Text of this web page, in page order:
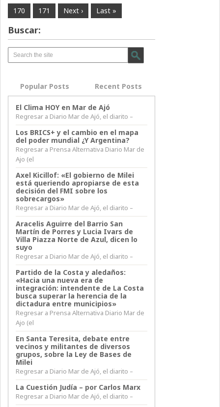
170 171 Next › Last »
Buscar:
Popular Posts Recent Posts
El Clima HOY en Mar de Ajó
Regresar a Diario Mar de Ajó, el diarito –
Los BRICS+ y el cambio en el mapa
del poder mundial ¿Y Argentina?
Regresar a Prensa Alternativa Diario Mar de
Ajo (el
Axel Kicillof: «El gobierno de Milei
está queriendo apropiarse de esta
decisión del FMI sobre los
sobrecargos»
Regresar a Diario Mar de Ajó, el diarito –
Aracelis Aguirre del Barrio San
Martín de Porres y Lucia Ivars de
Villa Piazza Norte de Azul, dicen lo
suyo
Regresar a Diario Mar de Ajó, el diarito –
Partido de la Costa y aledaños:
«Hacia una nueva era de
integración: intendente de La Costa
busca superar la herencia de la
dictadura entre municipios»
Regresar a Prensa Alternativa Diario Mar de
Ajo (el
En Santa Teresita, debate entre
vecinos y militantes de diversos
grupos, sobre la Ley de Bases de
Milei
Regresar a Diario Mar de Ajó, el diarito –
La Cuestión Judía – por Carlos Marx
Regresar a Diario Mar de Ajó, el diarito –